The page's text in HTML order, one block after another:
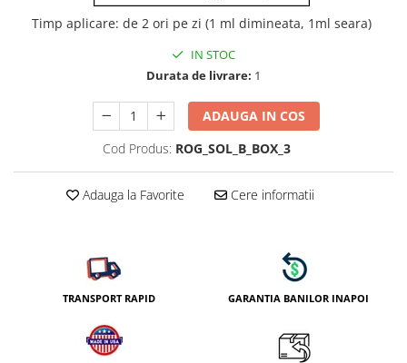
Timp aplicare: de 2 ori pe zi (1 ml dimineata, 1ml seara)
IN STOC
Durata de livrare: 1
ADAUGA IN COS
Cod Produs: ROG_SOL_B_BOX_3
Adauga la Favorite Cere informatii
TRANSPORT RAPID GARANTIA BANILOR INAPOI